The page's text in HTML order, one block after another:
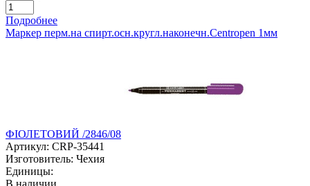
Подробнее
Маркер перм.на спирт.осн.кругл.наконечн.Centropen 1мм
ФІОЛЕТОВИЙ /2846/08
Артикул: CRP-35441
Изготовитель: Чехия
Единицы:
В наличии